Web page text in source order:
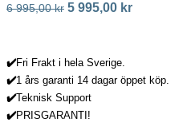
6 995,00kr 5 995,00 kr
✔️Fri Frakt i hela Sverige.
✔️1 års garanti 14 dagar öppet köp.
✔️Teknisk Support
✔️PRISGARANTI!